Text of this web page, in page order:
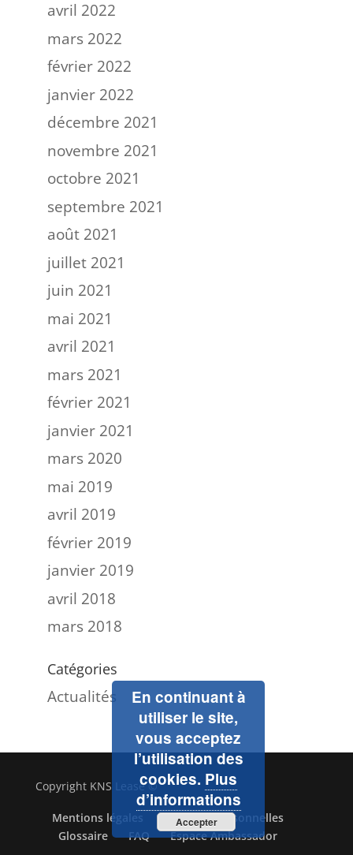
avril 2022
mars 2022
février 2022
janvier 2022
décembre 2021
novembre 2021
octobre 2021
septembre 2021
août 2021
juillet 2021
juin 2021
mai 2021
avril 2021
mars 2021
février 2021
janvier 2021
mars 2020
mai 2019
avril 2019
février 2019
janvier 2019
avril 2018
mars 2018
Catégories
Actualités
Copyright KNS Lease ©
Mentions légales
Données personnelles
Glossaire
FAQ Espace Ambassador
En continuant à
utiliser le site,
vous acceptez
l’utilisation des
cookies. Plus
d’informations
Accepter